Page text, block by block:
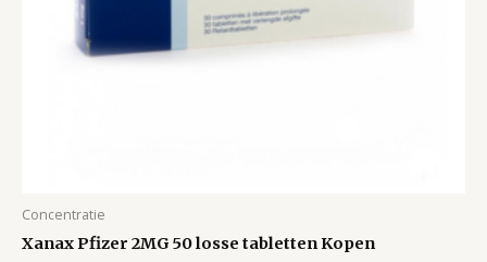
Concentratie
Xanax Pfizer 2MG 50 losse tabletten Kopen